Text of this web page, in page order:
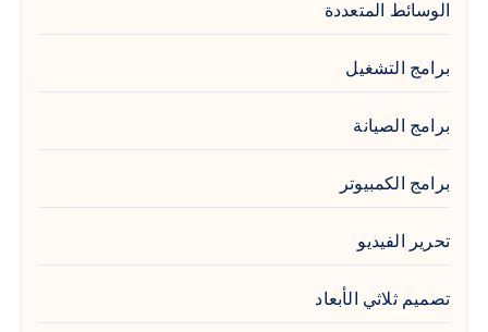
الوسائط المتعددة
برامج التشغيل
برامج الصيانة
برامج الكمبيوتر
تحرير الفيديو
تصميم ثلاثي الأبعاد